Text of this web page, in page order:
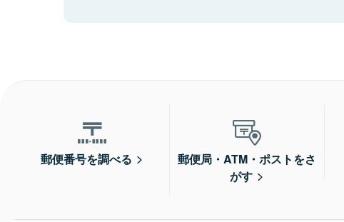
郵便番号を調べる
郵便局・ATM・ポストをさ
がす